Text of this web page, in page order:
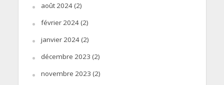
août 2024(2)
février 2024(2)
janvier 2024(2)
décembre 2023 (2)
novembre 2023 (2)